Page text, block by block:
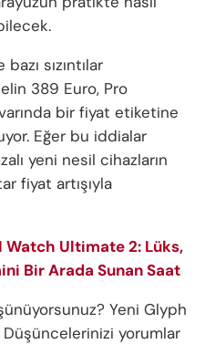
sızıntılar
389 Euro, Pro
bir fiyat etiketine
Eğer bu iddialar
yeni nesil cihazların
fiyat artışıyla
Watch Ultimate 2: Lüks,
Bir Arada Sunan Saat
Yeni Glyph
Düşüncelerinizi yorumlar